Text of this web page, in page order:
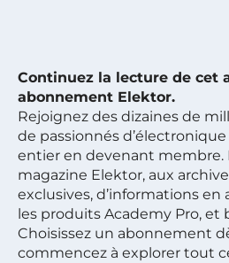
Continuez la lecture de cet
abonnement Elektor.
Rejoignez des dizaines de
de passionnés
entier en devenant membre.
magazine Elektor, aux
exclusives, d’informations
les produits Academy Pro, et
Choisissez un abonnement
commencez à explorer tout